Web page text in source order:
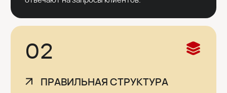
05
ПРОДВИЖЕНИЕ САЙТА
помогут с контекстной рекламой, таргетом и
другими инструментами рекламы.